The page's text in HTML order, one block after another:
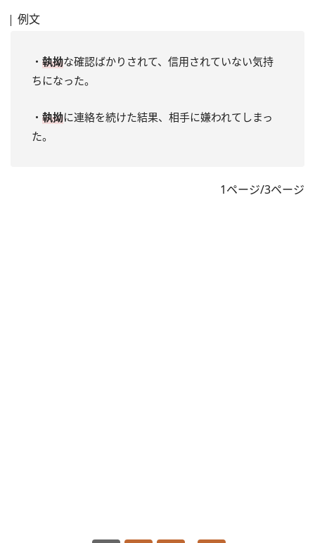
例文
・ 執拗な確認ばかりされて、信用されていない気持
ちになった。
・ 執拗に連絡を続けた結果、相手に嫌われてしまっ
た。
1ページ/3ページ